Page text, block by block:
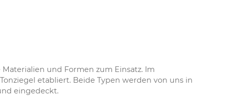
und Formen zum Einsatz. Im
etabliert. Beide Typen werden von uns in
eingedeckt.